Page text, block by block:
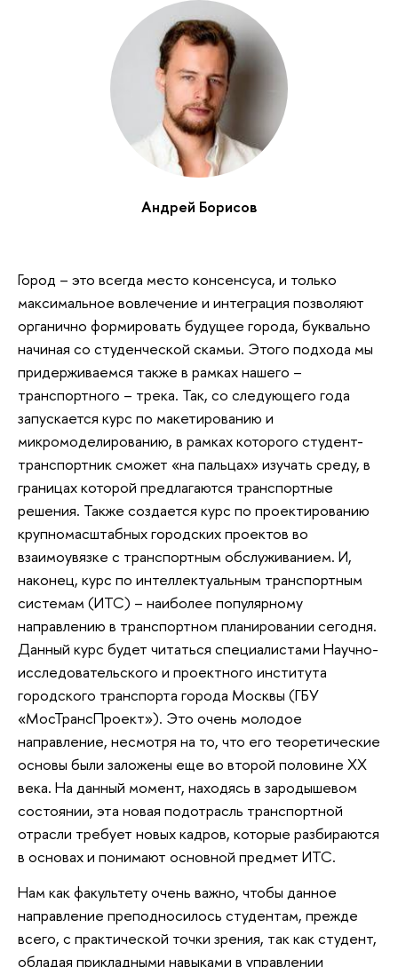
Андрей Борисов
Город – это всегда место консенсуса, и только
максимальное вовлечение и интеграция позволяют
органично формировать будущее города, буквально
начиная со студенческой скамьи. Этого подхода мы
придерживаемся также в рамках нашего –
транспортного – трека. Так, со следующего года
запускается курс по макетированию и
микромоделированию, в рамках которого студент-
транспортник сможет «на пальцах» изучать среду, в
границах которой предлагаются транспортные
решения. Также создается курс по проектированию
крупномасштабных городских проектов во
взаимоувязке с транспортным обслуживанием. И,
наконец, курс по интеллектуальным транспортным
системам (ИТС) – наиболее популярному
направлению в транспортном планировании сегодня.
Данный курс будет читаться специалистами Научно-
исследовательского и проектного института
городского транспорта города Москвы (ГБУ
«МосТрансПроект»). Это очень молодое
направление, несмотря на то, что его теоретические
основы были заложены еще во второй половине XX
века. На данный момент, находясь в зародышевом
состоянии, эта новая подотрасль транспортной
отрасли требует новых кадров, которые разбираются
в основах и понимают основной предмет ИТС.
Нам как факультету очень важно, чтобы данное
направление преподносилось студентам, прежде
всего, с практической точки зрения, так как студент,
обладая прикладными навыками в управлении